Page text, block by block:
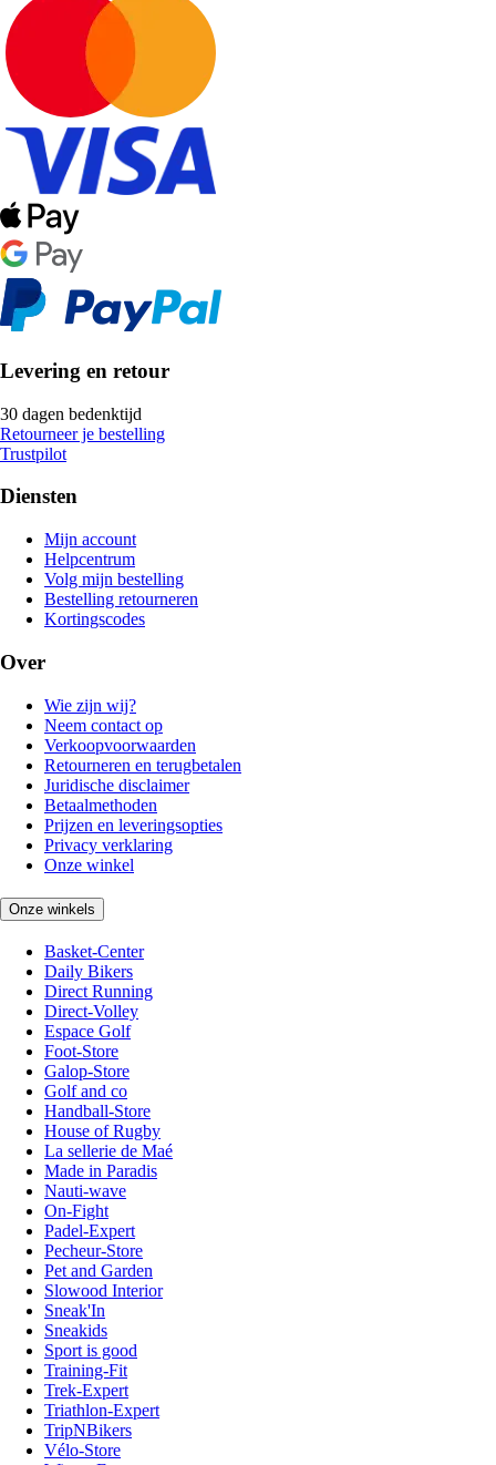
Levering en retour
30 dagen bedenktijd
Retourneer je bestelling
Trustpilot
Diensten
Mijn account
Helpcentrum
Volg mijn bestelling
Bestelling retourneren
Kortingscodes
Over
Wie zijn wij?
Neem contact op
Verkoopvoorwaarden
Retourneren en terugbetalen
Juridische disclaimer
Betaalmethoden
Prijzen en leveringsopties
Privacy verklaring
Onze winkel
Onze winkels
Basket-Center
Daily Bikers
Direct Running
Direct-Volley
Espace Golf
Foot-Store
Galop-Store
Golf and co
Handball-Store
House of Rugby
La sellerie de Maé
Made in Paradis
Nauti-wave
On-Fight
Padel-Expert
Pecheur-Store
Pet and Garden
Slowood Interior
Sneak'In
Sneakids
Sport is good
Training-Fit
Trek-Expert
Triathlon-Expert
TripNBikers
Vélo-Store